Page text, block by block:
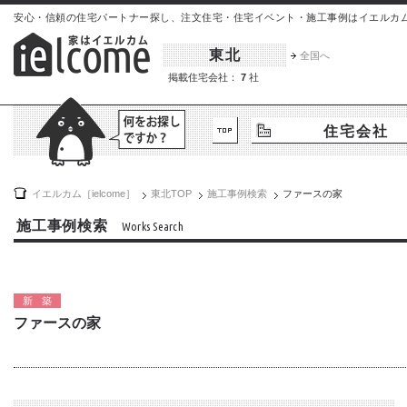
安心・信頼の住宅パートナー探し、注文住宅・住宅イベント・施工事例はイエルカ
東北
全国へ
掲載住宅会社：
7 社
住宅会社
イエルカム［ielcome］ 東北TOP 施工事例検索 ファースの家
施工事例検索 Works Search
新築
ファースの家